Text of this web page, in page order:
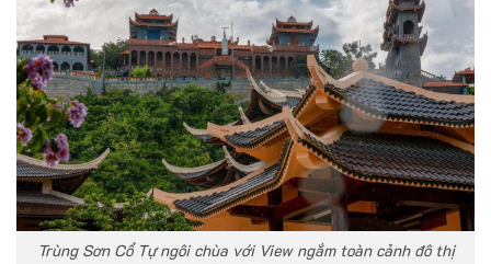
Trùng Sơn Cổ Tự ngôi chùa với View ngắm toàn cảnh đô thị